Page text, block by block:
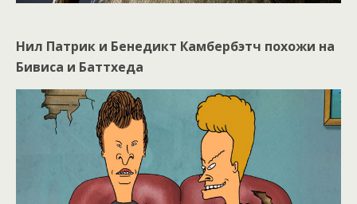
Нил Патрик и Бенедикт Камбербэтч похожи на
Бивиса и Баттхеда